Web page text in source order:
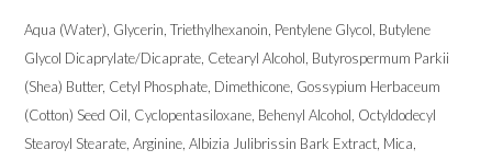
Aqua (Water), Glycerin, Triethylhexanoin, Pentylene Glycol, Butylene
Glycol Dicaprylate/Dicaprate, Cetearyl Alcohol, Butyrospermum Parkii
(Shea) Butter, Cetyl Phosphate, Dimethicone, Gossypium Herbaceum
(Cotton) Seed Oil, Cyclopentasiloxane, Behenyl Alcohol, Octyldodecyl
Stearoyl Stearate, Arginine, Albizia Julibrissin Bark Extract, Mica,